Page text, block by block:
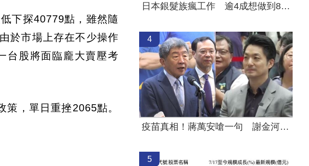
下探40779點，雖然隨
於市場上存在不少操作
台股將面臨龐大賣壓考
，單日重挫2065點。
日本銀髮族瘋工作 逾4成想做到80歲
4
疫苗真相！蔣萬安嗆一句 謝金河痛心發聲
5